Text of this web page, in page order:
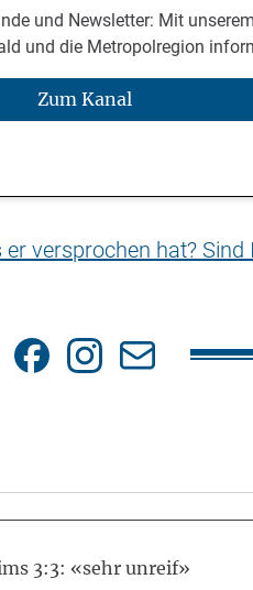
und Newsletter: Mit
und die Metropolregion
Zum Kanal
versprochen hat?
3:3: «sehr unreif»